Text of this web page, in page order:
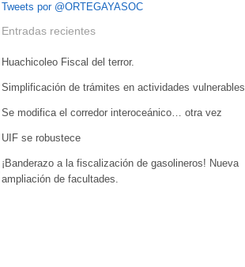
Tweets por @ORTEGAYASOC
Entradas recientes
Huachicoleo Fiscal del terror.
Simplificación de trámites en actividades vulnerables
Se modifica el corredor interoceánico… otra vez
UIF se robustece
¡Banderazo a la fiscalización de gasolineros! Nueva
ampliación de facultades.